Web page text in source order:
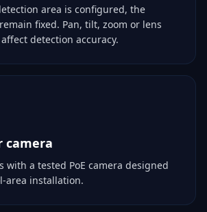
area is configured, the
fixed. Pan, tilt, zoom or lens
detection accuracy.
camera
with a tested PoE camera designed
area installation.